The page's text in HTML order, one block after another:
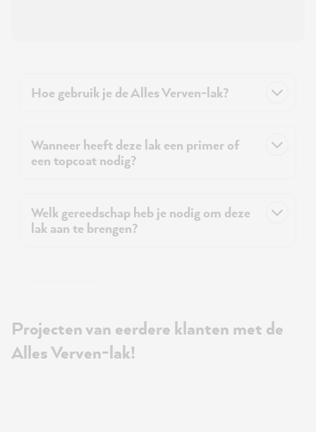
Hoe gebruik je de Alles Verven-lak?
Wanneer heeft deze lak een primer of
een topcoat nodig?
Welk gereedschap heb je nodig om deze
lak aan te brengen?
Projecten van eerdere klanten met de
Alles Verven-lak!